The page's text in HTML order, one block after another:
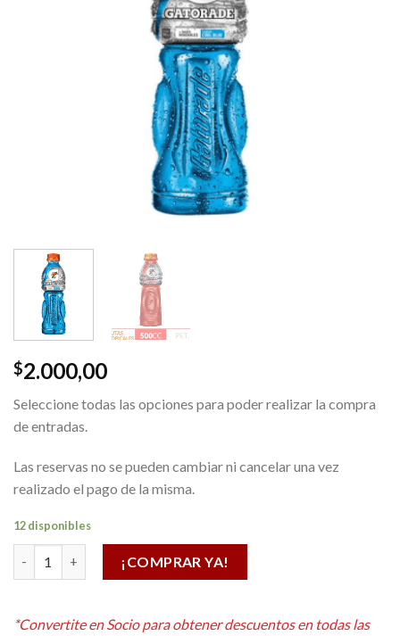
$2.000,00
Seleccione todas las opciones para poder realizar la compra
de entradas.
Las reservas no se pueden cambiar ni cancelar una vez
realizado el pago de la misma.
12 disponibles
¡COMPRAR YA!
*Convertite en Socio para obtener descuentos en todas las